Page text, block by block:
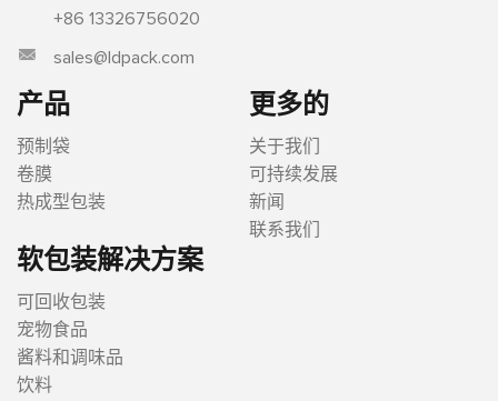
+86 13326756020
sales@ldpack.com
产品
预制袋
卷膜
热成型包装
软包装解决方案
可回收包装
宠物食品
酱料和调味品
饮料
更多的
关于我们
可持续发展
新闻
联系我们